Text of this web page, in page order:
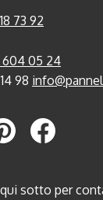
73 92
604 05 24
98
sotto per